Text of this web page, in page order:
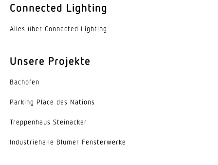
Werkstoff des Gehäuses
weiss
Werkstoff der Abdeckung
105°
Connected Lighting
Alles über Connected Lighting
Unsere Projekte
Bachofen
Parking Place des Nations
Trep­penhaus Steinacker
Indus­trie­halle Blumer Fensterwerke